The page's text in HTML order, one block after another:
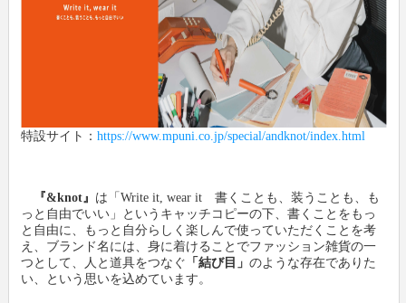
特設サイト： https://www.mpuni.co.jp/special/andknot/index.html
『&knot』 は「Write it, wear it 書くことも、装うことも、も
っと自由でいい」というキャッチコピーの下、書くことをもっ
と自由に、もっと自分らしく楽しんで使っていただくことを考
え、ブランド名には、身に着けることでファッション雑貨の一
つとして、人と道具をつなぐ 「結び目」 のような存在でありた
い、という思いを込めています。